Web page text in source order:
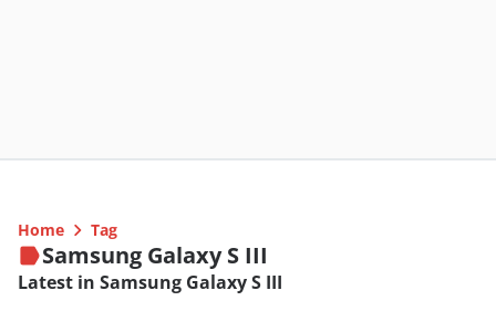
Home Tag
Samsung Galaxy S III
Latest in Samsung Galaxy S III